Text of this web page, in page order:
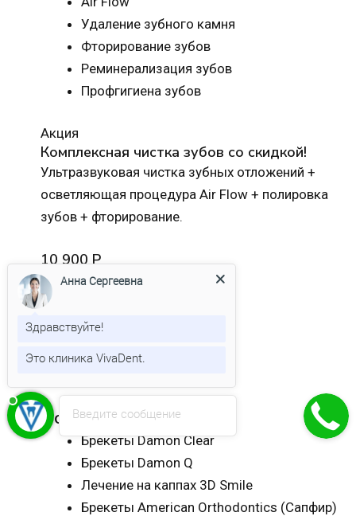
Удаление зубного камня
Фторирование зубов
Реминерализация зубов
Профгигиена зубов
Акция
Комплексная чистка зубов со скидкой!
Ультразвуковая чистка зубных отложений +
осветляющая процедура Air Flow + полировка
зубов + фторирование.
10 900 Р
8 400 Р
Осталось
23д 10ч 22м 15с
Исправление прикуса
Брекеты Damon Clear
Брекеты Damon Q
Лечение на каппах 3D Smile
Брекеты American Orthodontics (Сапфир)
Введите сообщение
Анна Сергеевна
Здравствуйте!